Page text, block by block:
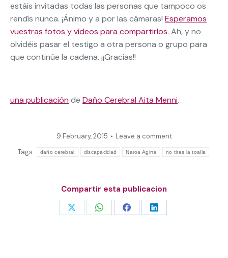
estáis invitadas todas las personas que tampoco os
rendís nunca. ¡Ánimo y a por las cámaras! Esperamos
vuestras fotos y vídeos para compartirlos. Ah, y no
olvidéis pasar el testigo a otra persona o grupo para
que continúe la cadena. ¡¡Gracias!!
una publicación de Daño Cerebral Aita Menni.
9 February, 2015
Leave a comment
Tags:
daño cerebral discapacidad Naroa Agirre no tires la toalla
Compartir esta publicacion
Share Share Share Share